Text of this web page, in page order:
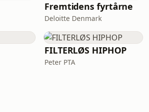
Fremtidens fyrtårne
Deloitte Denmark
FILTERLØS HIPHOP
Peter PTA